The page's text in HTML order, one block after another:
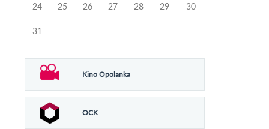
24 25 26 27 28 29 30
31
Kino Opolanka
OCK